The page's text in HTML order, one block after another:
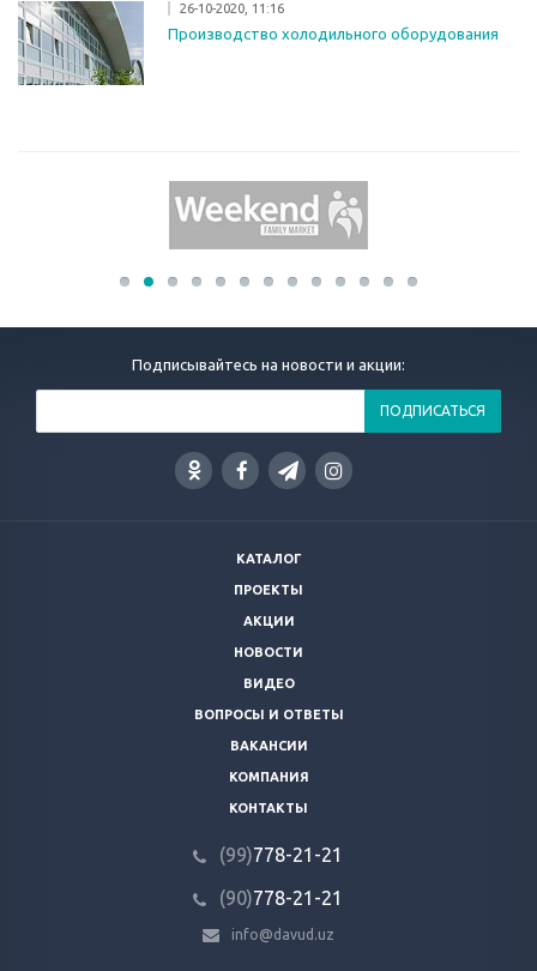
26-10-2020, 11:16
Производство холодильного оборудования
Подписывайтесь на новости и акции:
КАТАЛОГ
ПРОЕКТЫ
АКЦИИ
НОВОСТИ
ВИДЕО
ВОПРОСЫ И ОТВЕТЫ
ВАКАНСИИ
КОМПАНИЯ
КОНТАКТЫ
(99)778-21-21
(90)778-21-21
info@davud.uz